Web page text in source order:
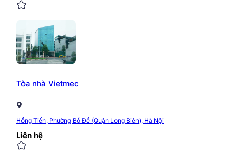
Tòa nhà Vietmec
Hồng Tiến, Phường Bồ Đề (Quận Long Biên), Hà Nội
Liên hệ